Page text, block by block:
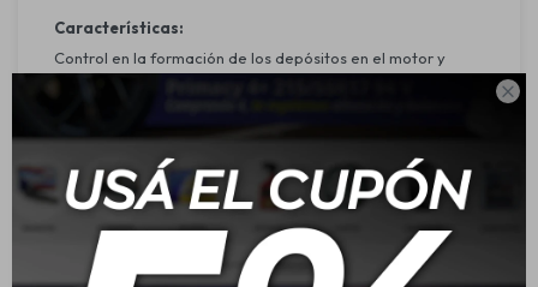

Características:
Control en la formación de los depósitos en el motor y
Estabilidad en altas temperaturas.
Control de espuma.
Excelente performance en bajas temperaturas.